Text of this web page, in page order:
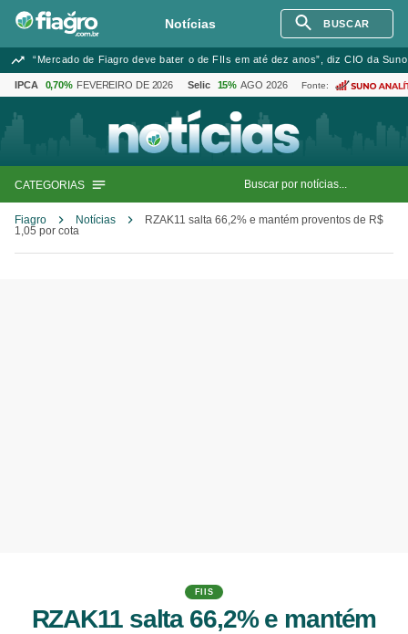
Notícias BUSCAR
“Mercado de Fiagro deve bater o de FIIs em até dez anos”, diz CIO da
IPCA 0,70% FEVEREIRO DE 2026 Selic 15% AGO 2026 Fonte:
CATEGORIAS
Fiagro Notícias
RZAK11 salta 66,2% e mantém proventos de R$
1,05 por cota
FIIS
RZAK11 salta 66,2% e mantém